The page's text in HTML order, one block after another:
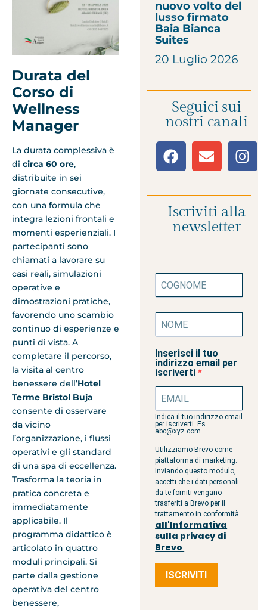
Durata del
Corso di
Wellness
Manager
La durata complessiva è
di circa 60 ore,
distribuite in sei
giornate consecutive,
con una formula che
integra lezioni frontali e
momenti esperienziali. I
partecipanti sono
chiamati a lavorare su
casi reali, simulazioni
operative e
dimostrazioni pratiche,
favorendo uno scambio
continuo di esperienze e
punti di vista. A
completare il percorso,
la visita al centro
benessere dell’Hotel
Terme Bristol Buja
consente di osservare
da vicino
l’organizzazione, i flussi
operativi e gli standard
di una spa di eccellenza.
Trasforma la teoria in
pratica concreta e
immediatamente
applicabile. Il
programma didattico è
articolato in quattro
moduli principali. Si
parte dalla gestione
operativa del centro
benessere,
nuovo volto del
lusso firmato
Baia Bianca
Suites
20 Luglio 2026
Seguici sui
nostri canali
Iscriviti alla
newsletter
Inserisci il tuo
indirizzo email per
iscriverti
Indica il tuo indirizzo email
per iscriverti. Es.
abc@xyz.com
Utilizziamo Brevo come
piattaforma di marketing.
Inviando questo modulo,
accetti che i dati personali
da te forniti vengano
trasferiti a Brevo per il
trattamento in conformità
all'Informativa
sulla privacy di
Brevo .
ISCRIVITI